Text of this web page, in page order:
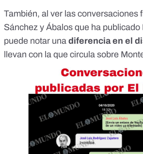
También, al ver las conversaciones
Sánchez y Ábalos que ha publicado
puede notar una diferencia en el
llevan con la que circula sobre